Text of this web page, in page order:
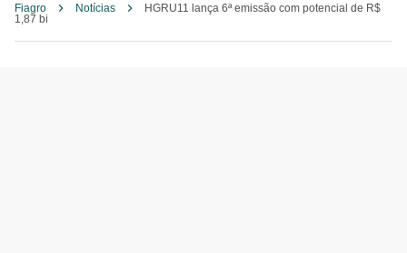
Fiagro Notícias
HGRU11 lança 6ª emissão com potencial de R$
1,87 bi